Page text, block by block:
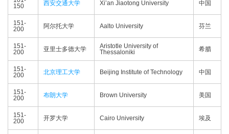
150
西安交通大学 Xi’an Jiaotong University 中国
151-
200
阿尔托大学 Aalto University 芬兰
151-
200
亚里士多德大学
Aristotle University of
Thessaloniki
希腊
151-
200
北京理工大学 Beijing Institute of Technology 中国
151-
200
布朗大学 Brown University 美国
151-
200
开罗大学 Cairo University 埃及